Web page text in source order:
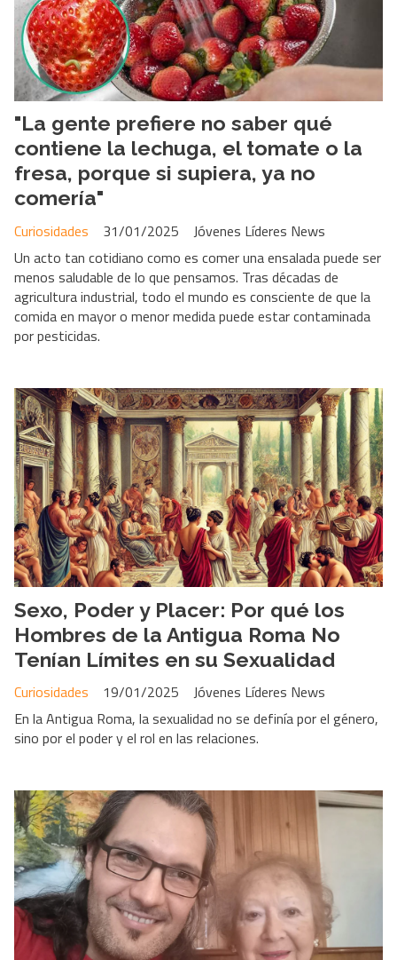
"La gente prefiere no saber qué
contiene la lechuga, el tomate o la
fresa, porque si supiera, ya no
comería"
Jóvenes Líderes News
Curiosidades
31/01/2025
Un acto tan cotidiano como es comer una ensalada puede ser
menos saludable de lo que pensamos. Tras décadas de
agricultura industrial, todo el mundo es consciente de que la
comida en mayor o menor medida puede estar contaminada
por pesticidas.
Sexo, Poder y Placer: Por qué los
Hombres de la Antigua Roma No
Tenían Límites en su Sexualidad
Jóvenes Líderes News
Curiosidades
19/01/2025
En la Antigua Roma, la sexualidad no se definía por el género,
sino por el poder y el rol en las relaciones.